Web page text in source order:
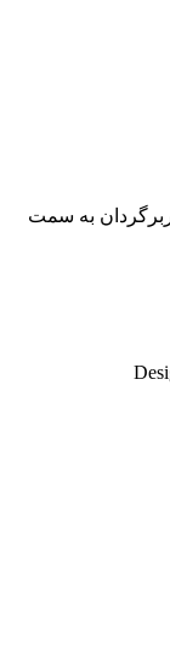
به سمت